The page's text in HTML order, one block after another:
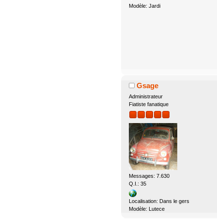
Modèle: Jardi
Gsage
Administrateur
Fiatiste fanatique
Messages: 7.630
Q.I.: 35
Localisation: Dans le gers
Modèle: Lutece